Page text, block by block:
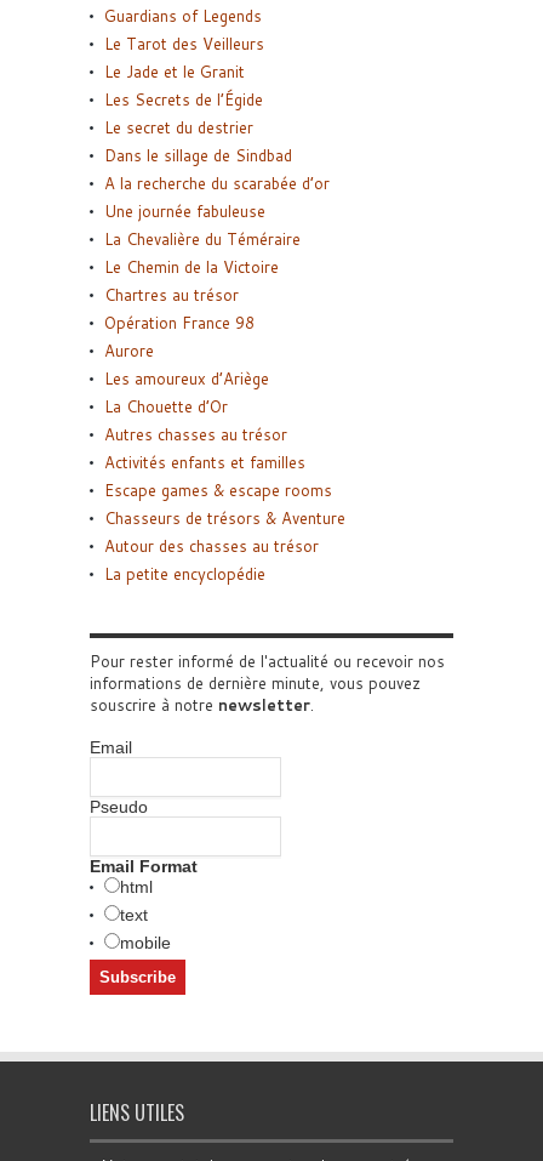
Guardians of Legends
Le Tarot des Veilleurs
Le Jade et le Granit
Les Secrets de l’Égide
Le secret du destrier
Dans le sillage de Sindbad
A la recherche du scarabée d’or
Une journée fabuleuse
La Chevalière du Téméraire
Le Chemin de la Victoire
Chartres au trésor
Opération France 98
Aurore
Les amoureux d’Ariège
La Chouette d’Or
Autres chasses au trésor
Activités enfants et familles
Escape games & escape rooms
Chasseurs de trésors & Aventure
Autour des chasses au trésor
La petite encyclopédie
Pour rester informé de l'actualité ou recevoir nos
informations de dernière minute, vous pouvez
souscrire à notre newsletter.
Email
Pseudo
Email Format
html
text
mobile
LIENS UTILES